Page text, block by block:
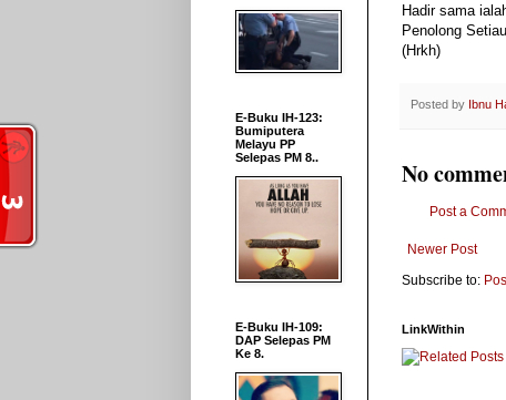
Hadir sama
Penolong
(Hrkh)
Posted by Ibnu
No
Post a
Newer Post
Subscribe to:
LinkWithin
E-Buku IH-123:
Bumiputera
Melayu PP
Selepas PM 8..
E-Buku IH-109:
DAP Selepas PM
Ke 8.